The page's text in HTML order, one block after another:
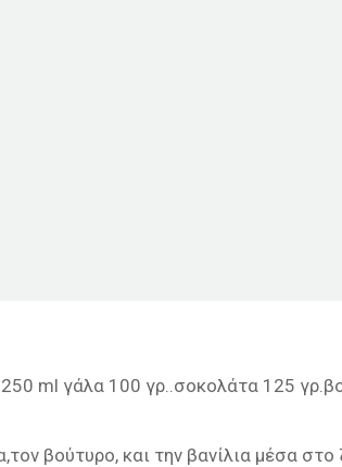
ml γάλα 100 γρ..σοκολάτα 125
βούτυρο, και την βανίλια μέσα